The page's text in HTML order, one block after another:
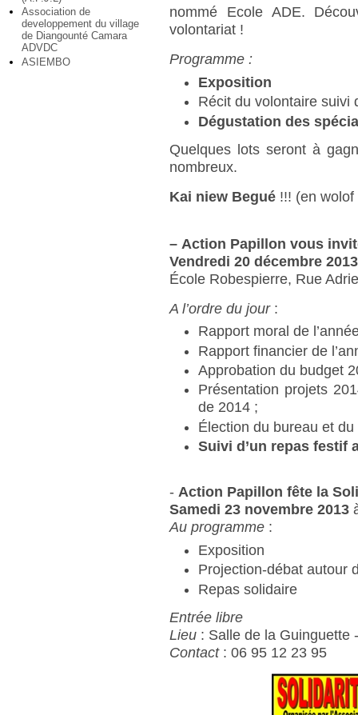
Association de
developpement du village
de Diangounté Camara
ADVDC
ASIEMBO
nommé Ecole ADE.
volontariat !
Programme :
Exposition
Récit du volontaire suivi
Dégustation des
Quelques lots seront à
nombreux.
Kai niew Begué !!! (en
– Action Papillon vous
Vendredi 20 décembre
École Robespierre, Rue
A l’ordre du jour:
Rapport moral de
Rapport financier de
Approbation du budget
Présentation projets
de 2014 ;
Élection du bureau et
Suivi d’un repas festif
-Action Papillon fête la
Samedi 23 novembre 2013
Au programme :
Exposition
Projection-débat autour
Repas solidaire
Entrée libre
Lieu : Salle de la Guinguette
Contact: 06 95 12 23 95